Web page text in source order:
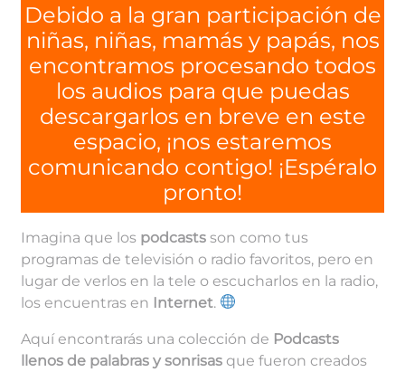
Debido a la gran participación de
niñas, niñas, mamás y papás, nos
encontramos procesando todos
los audios para que puedas
descargarlos en breve en este
espacio, ¡nos estaremos
comunicando contigo! ¡Espéralo
pronto!
Imagina que los podcastsson como tus
programas de televisión o radio favoritos, pero en
lugar de verlos en la tele o escucharlos en la radio,
los encuentras en Internet.
Aquí encontrarás una colección de Podcasts
llenos de palabras y sonrisasque fueron creados